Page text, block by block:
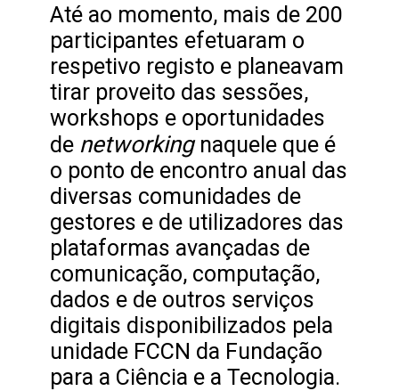
Até ao momento, mais de 200
participantes efetuaram o
respetivo registo e planeavam
tirar proveito das sessões,
workshops e oportunidades
de networkingnaquele que é
o ponto de encontro anual das
diversas comunidades de
gestores e de utilizadores das
plataformas avançadas de
comunicação, computação,
dados e de outros serviços
digitais disponibilizados pela
unidade FCCN da Fundação
para a Ciência e a Tecnologia.